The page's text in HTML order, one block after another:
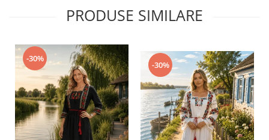
PRODUSE SIMILARE
-30%
-30%